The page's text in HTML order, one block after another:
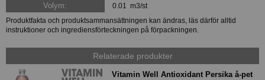
Volym:
0.01 m3/st
Produktfakta och produktsammansättningen kan ändras, läs därför alltid
instruktioner och ingrediensförteckningen på förpackningen.
Relaterade produkter
Vitamin Well Antioxidant Persika å-pet